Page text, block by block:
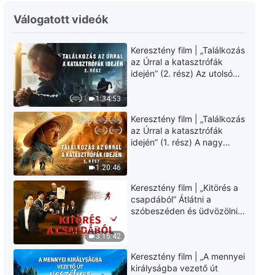
41:07
(Második szakasz)
1:04:38
Isten igéje | „Hetedik tétel:
Elvetemültek, alattomosak és
csalárdak (Második rész)”
(Harmadik szakasz)
1:11:30
Isten igéje | „Hetedik tétel:
Elvetemültek, alattomosak és
csalárdak (Második rész)”
1:24:29
Isten igéje | „Hetedik tétel:
Elvetemültek, alattomosak és
csalárdak (Második rész)”
Válogatott videók
1:34:53
Keresztény film | „Találkozás
az Úrral a katasztrófák
idején” (2. rész) Az utolsó
országába? (Magyar
szinkron)
1:20:46
Keresztény film | „Találkozás
az Úrral a katasztrófák
idején” (1. rész) A nagy
3:15:42
Keresztény film | „Kitörés a
csapdából” Átlátni a
szóbeszéden és üdvözölni
Keresztény film | „A mennyei
királyságba vezető út